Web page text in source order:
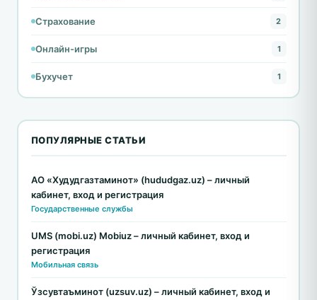
Страхование 2
Онлайн-игры 1
Бухучет 1
ПОПУЛЯРНЫЕ СТАТЬИ
АО «Худудгазтаминот» (hududgaz.uz) – личный
кабинет, вход и регистрация
Государственные службы
UMS (mobi.uz) Mobiuz – личный кабинет, вход и
регистрация
Мобильная связь
Ўзсувтаъминот (uzsuv.uz) – личный кабинет, вход и